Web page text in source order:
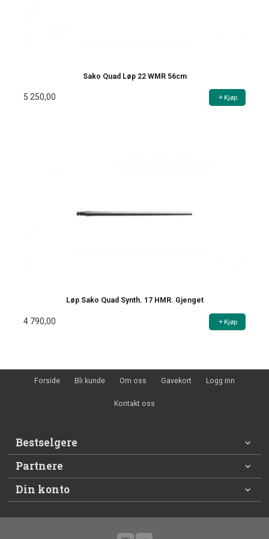
Sako Quad Løp 22 WMR 56cm
5 250,00 Kjøp
Løp Sako Quad Synth. 17 HMR. Gjenget
4 790,00 Kjøp
Forside Bli kunde Om oss Gavekort Logg inn
Kontakt oss
Bestselgere
Partnere
Din konto